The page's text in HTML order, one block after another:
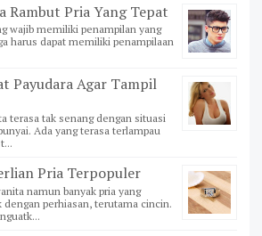
Rambut Pria Yang Tepat
wajib memiliki penampilan yang
harus dapat memiliki penampilaan
Payudara Agar Tampil
terasa tak senang dengan situasi
Ada yang terasa terlampau
Pria Terpopuler
namun banyak pria yang
dengan perhiasan, terutama cincin.